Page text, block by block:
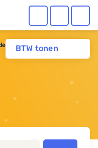
BTW tonen
height bepaling